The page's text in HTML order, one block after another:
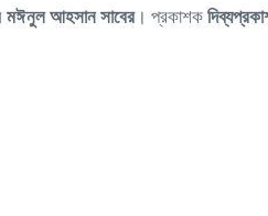
মঈনুল আহসান সাবের। প্রকাশক